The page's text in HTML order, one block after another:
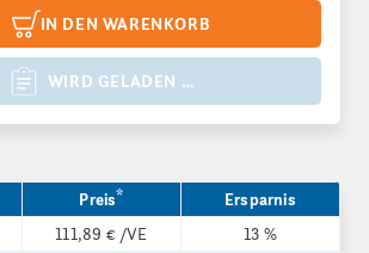
IN DEN WARENKORB
WIRD GELADEN …
Preis*
Ersparnis
111,89 € /VE
13 %